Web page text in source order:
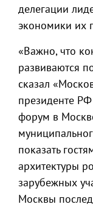
делегации
экономики их
«Важно, что
развиваются
сказал
президенте
форум в
показать
архитектуры
зарубежных
Москвы